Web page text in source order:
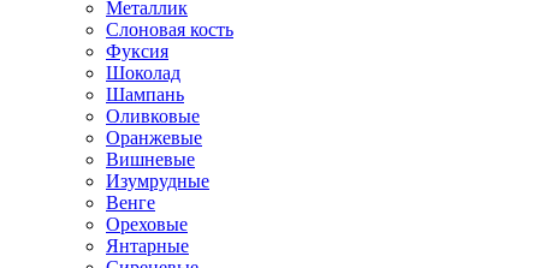
Металлик
Слоновая кость
Фуксия
Шоколад
Шампань
Оливковые
Оранжевые
Вишневые
Изумрудные
Венге
Ореховые
Янтарные